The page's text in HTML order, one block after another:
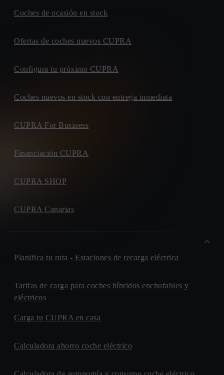
Coches de ocasión en stock
Ofertas de coches nuevos CUPRA
Configura tu próximo CUPRA
Coches nuevos en stock con entrega inmediata
CUPRA For Business
Financiación CUPRA
CUPRA SHOP
CUPRA Canarias
Planifica tu ruta - Estaciones de recarga eléctrica
Tarifas de carga para coches híbridos enchufables y
eléctricos
Carga tu CUPRA en casa
Calculadora ahorro coche eléctrico